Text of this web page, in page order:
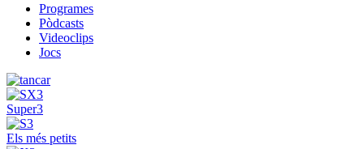
Programes
Pòdcasts
Videoclips
Jocs
Super3
Els més petits